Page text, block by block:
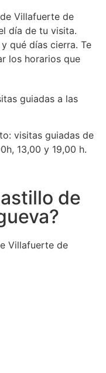
Villafuerte de
día de tu visita.
qué días cierra. Te
los horarios que
guiadas a las
visitas guiadas de
13,00 y 19,00 h.
de
Villafuerte de